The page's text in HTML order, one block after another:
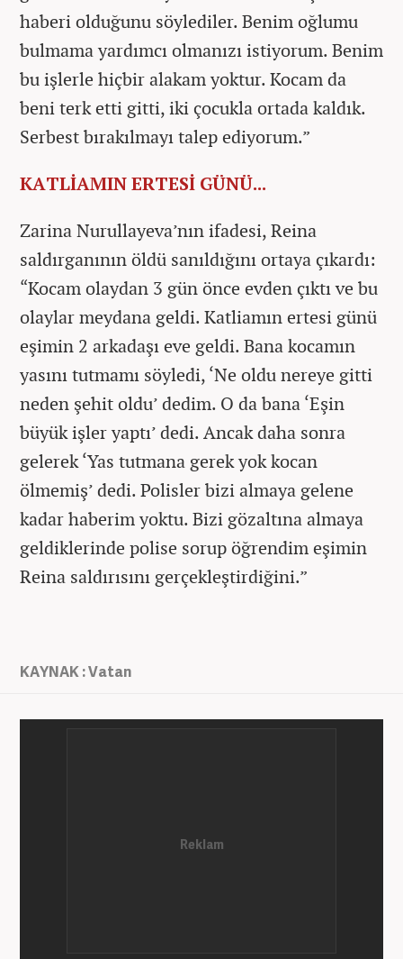
haberi olduğunu söylediler. Benim oğlumu
bulmama yardımcı olmanızı istiyorum. Benim
bu işlerle hiçbir alakam yoktur. Kocam da
beni terk etti gitti, iki çocukla ortada kaldık.
Serbest bırakılmayı talep ediyorum.”
KATLİAMIN ERTESİ GÜNÜ...
Zarina Nurullayeva’nın ifadesi, Reina
saldırganının öldü sanıldığını ortaya çıkardı:
“Kocam olaydan 3 gün önce evden çıktı ve bu
olaylar meydana geldi. Katliamın ertesi günü
eşimin 2 arkadaşı eve geldi. Bana kocamın
yasını tutmamı söyledi, ‘Ne oldu nereye gitti
neden şehit oldu’ dedim. O da bana ‘Eşin
büyük işler yaptı’ dedi. Ancak daha sonra
gelerek ‘Yas tutmana gerek yok kocan
ölmemiş’ dedi. Polisler bizi almaya gelene
kadar haberim yoktu. Bizi gözaltına almaya
geldiklerinde polise sorup öğrendim eşimin
Reina saldırısını gerçekleştirdiğini.”
KAYNAK : Vatan